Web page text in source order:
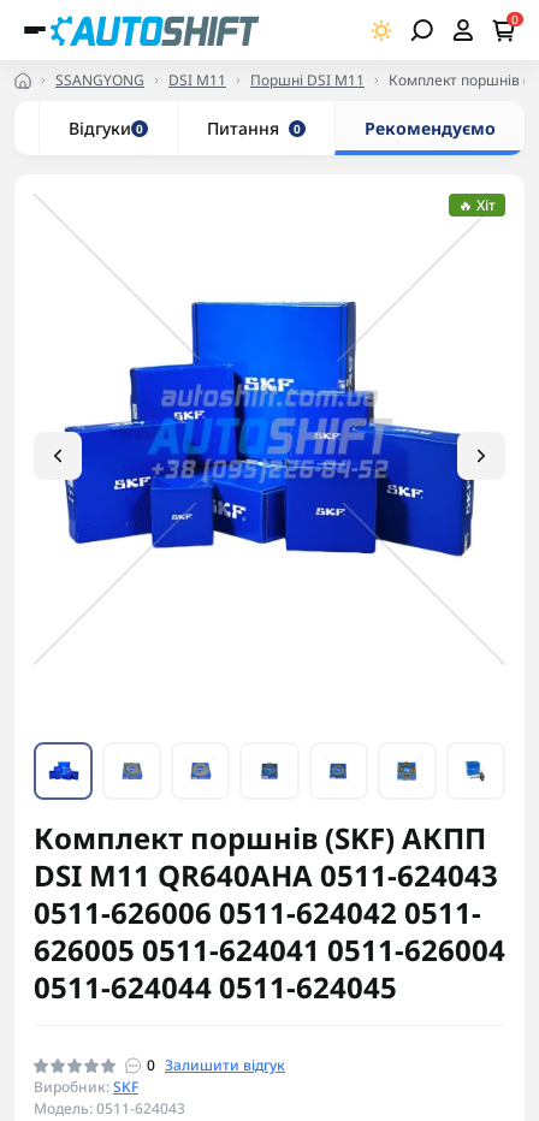
0
SSANGYONG DSI M11 Поршні DSI M11 Комплект поршнів
Відгуки 0 Питання 0 Рекомендуємо
🔥 Хіт
Комплект поршнів (SKF) АКПП
DSI M11 QR640AHA 0511-624043
0511-626006 0511-624042 0511-
626005 0511-624041 0511-626004
0511-624044 0511-624045
0 Залишити відгук
Виробник:SKF
Модель: 0511-624043